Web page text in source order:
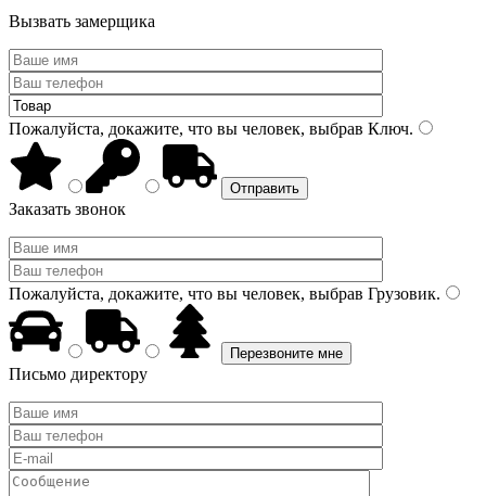
Вызвать замерщика
Пожалуйста, докажите, что вы человек, выбрав Ключ.
Заказать звонок
Пожалуйста, докажите, что вы человек, выбрав Грузовик.
Письмо директору